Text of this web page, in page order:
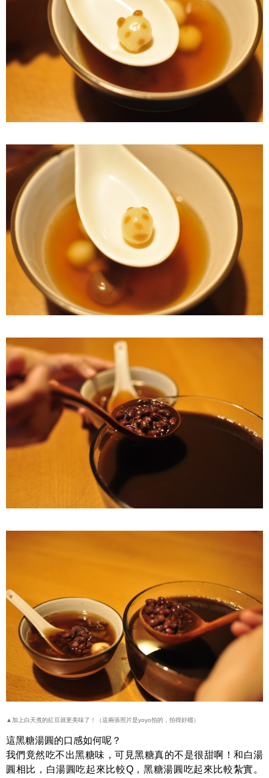
▲加上白天煮的紅豆就更美味了！（這兩張照片是yoyo拍的，拍得好穩）
這黑糖湯圓的口感如何呢？
我們竟然吃不出黑糖味，可見黑糖真的不是很甜啊！和白湯
圓相比，白湯圓吃起來比較Q，黑糖湯圓吃起來比較紮實。